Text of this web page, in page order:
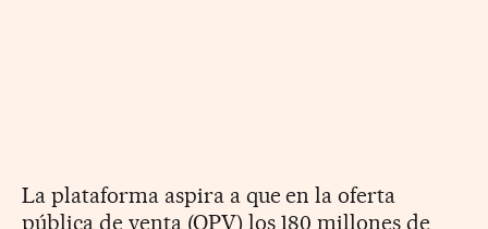
La plataforma aspira a que en la oferta
pública de venta (OPV) los 180 millones de